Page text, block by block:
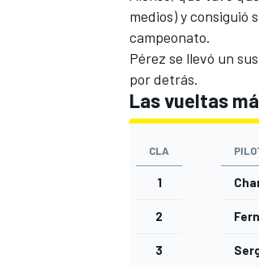
medios) y consiguió
campeonato.
Pérez se llevó un
por detrás.
Las vueltas
CLA
1
2
3